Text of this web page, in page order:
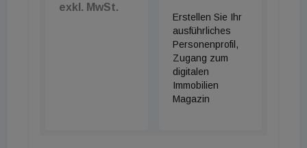
exkl. MwSt.
Erstellen Sie Ihr
ausführliches
Personenprofil,
Zugang zum
digitalen
Immobilien
Magazin